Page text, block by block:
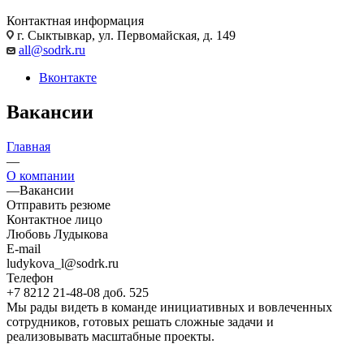
Контактная информация
г. Сыктывкар, ул. Первомайская, д. 149
all@sodrk.ru
Вконтакте
Вакансии
Главная
—
О компании
—Вакансии
Отправить резюме
Контактное лицо
Любовь Лудыкова
E-mail
ludykova_l@sodrk.ru
Телефон
+7 8212 21-48-08 доб. 525
Мы рады видеть в команде инициативных и вовлеченных
сотрудников, готовых решать сложные задачи и
реализовывать масштабные проекты.